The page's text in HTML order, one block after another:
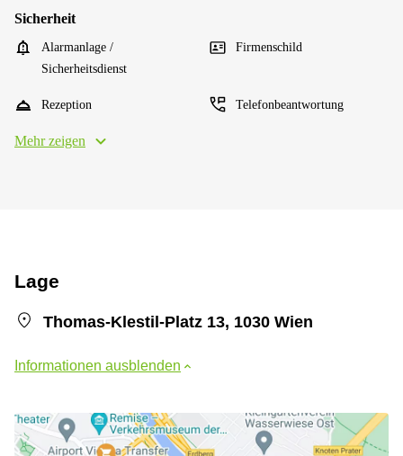
Sicherheit
Alarmanlage /
Sicherheitsdienst
Firmenschild
Rezeption Telefonbeantwortung
Mehr zeigen
Lage
Thomas-Klestil-Platz 13, 1030 Wien
Informationen ausblenden